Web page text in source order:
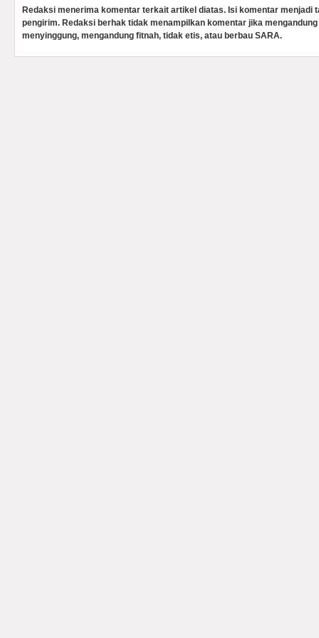
Redaksi menerima komentar terkait artikel diatas. Isi komentar menjadi
pengirim. Redaksi berhak tidak menampilkan komentar jika
menyinggung, mengandung fitnah, tidak etis, atau berbau SARA.